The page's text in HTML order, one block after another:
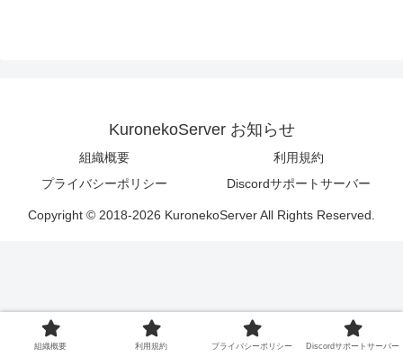
KuronekoServer お知らせ
組織概要
利用規約
プライバシーポリシー
Discordサポートサーバー
Copyright © 2018-2026 KuronekoServer All Rights Reserved.
組織概要 利用規約 プライバシーポリシー Discordサポートサーバー